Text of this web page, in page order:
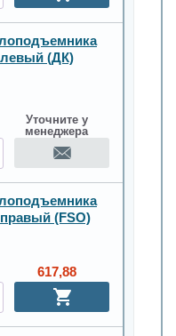
левый (ДК)
Уточните у
менеджера
(FSO)
617,88